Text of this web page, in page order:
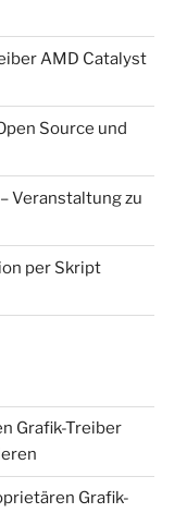
AMD Catalyst
Source und
Veranstaltung zu
per Skript
Grafik-Treiber
Grafik-